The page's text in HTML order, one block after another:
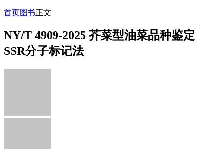
首页图书正文
NY/T 4909-2025 芥菜型油菜品种鉴定
SSR分子标记法